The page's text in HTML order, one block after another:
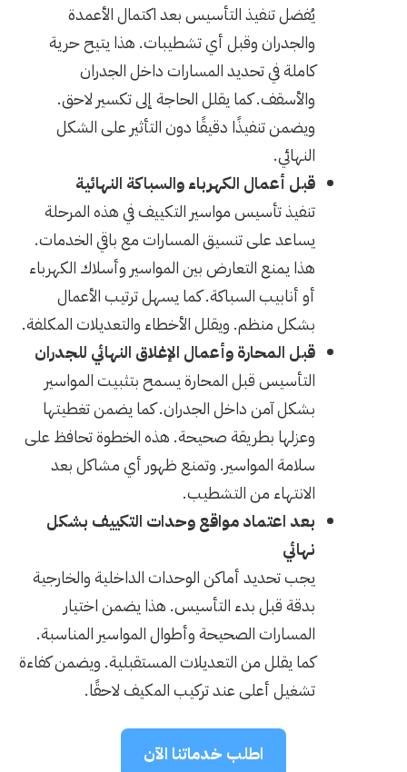
يُفضل تنفيذ التأسيس بعد اكتمال الأعمدة
والجدران وقبل أي تشطيبات. هذا يتيح حرية
كاملة في تحديد المسارات داخل الجدران
والأسقف. كما يقلل الحاجة إلى تكسير لاحق.
ويضمن تنفيذًا دقيقًا دون التأثير على الشكل
النهائي.
قبل أعمال الكهرباء والسباكة النهائية
تنفيذ تأسيس مواسير التكييف في هذه المرحلة
يساعد على تنسيق المسارات مع باقي الخدمات.
هذا يمنع التعارض بين المواسير وأسلاك الكهرباء
أو أنابيب السباكة. كما يسهل ترتيب الأعمال
بشكل منظم. ويقلل الأخطاء والتعديلات المكلفة.
قبل المحارة وأعمال الإغلاق النهائي للجدران
التأسيس قبل المحارة يسمح بتثبيت المواسير
بشكل آمن داخل الجدران. كما يضمن تغطيتها
وعزلها بطريقة صحيحة. هذه الخطوة تحافظ على
سلامة المواسير. وتمنع ظهور أي مشاكل بعد
الانتهاء من التشطيب.
بعد اعتماد مواقع وحدات التكييف بشكل
نهائي
يجب تحديد أماكن الوحدات الداخلية والخارجية
بدقة قبل بدء التأسيس. هذا يضمن اختيار
المسارات الصحيحة وأطوال المواسير المناسبة.
كما يقلل من التعديلات المستقبلية. ويضمن كفاءة
تشغيل أعلى عند تركيب المكيف لاحقًا.
اطلب خدماتنا الآن